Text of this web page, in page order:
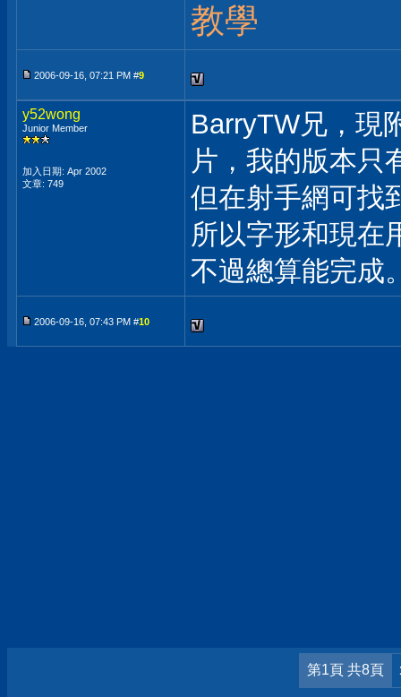
教學
2006-09-16, 07:21 PM #9
y52wong
Junior Member
加入日期: Apr 2002
文章: 749
BarryTW兄，現
片，我的版本只
但在射手網可找
所以字形和現在
不過總算能完成
2006-09-16, 07:43 PM #10
第1頁 共8頁